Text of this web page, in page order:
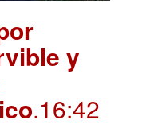
y
.16:42